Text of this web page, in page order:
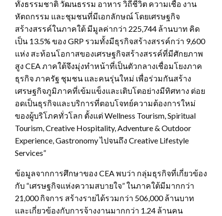
ทั้งธรรมชาติ วัฒนธรรม อาหาร วิถีชีวิต ความเชื่อ งาน
หัตถกรรม และชุมชนที่มีเอกลักษณ์ โดยเศรษฐกิจ
สร้างสรรค์ในภาคใต้ มีมูลค่ากว่า 225,744 ล้านบาท คิด
เป็น 13.5% ของ GRP รวมทั้งมีธุรกิจสร้างสรรค์กว่า 9,600
แห่ง สะท้อนโอกาสของเศรษฐกิจสร้างสรรค์ที่มีศักยภาพ
สูง CEA ภาคใต้จึงมุ่งทำหน้าที่เป็นตัวกลางเชื่อมโยงภาค
ธุรกิจ ภาครัฐ ชุมชน และคนรุ่นใหม่ เพื่อร่วมกันสร้าง
เศรษฐกิจภูมิภาคที่เข้มแข็งและเติบโตอย่างมีทิศทาง ต่อย
อดเป็นธุรกิจและบริการที่ตอบโจทย์ความต้องการใหม่
ของผู้บริโภคทั่วโลก ตั้งแต่ Wellness Tourism, Spiritual
Tourism, Creative Hospitality, Adventure & Outdoor
Experience, Gastronomy ไปจนถึง Creative Lifestyle
Services”
ข้อมูลจากการศึกษาของ CEA พบว่า กลุ่มธุรกิจที่เกี่ยวข้อง
กับ “เศรษฐกิจแห่งความสบายใจ” ในภาคใต้มีมากกว่า
21,000 กิจการ สร้างรายได้รวมกว่า 506,000 ล้านบาท
และเกี่ยวข้องกับการจ้างงานมากกว่า 1.24 ล้านคน